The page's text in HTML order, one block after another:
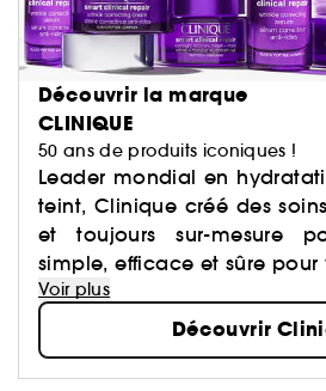
Découvrir la marque
CLINIQUE
50 ans de produits iconiques !
Leader mondial en
teint, Clinique créé des
et toujours sur-mesure
simple, efficace et sûre pour
Voir plus
Découvrir